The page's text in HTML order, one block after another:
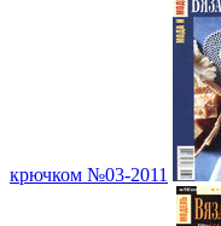
крючком №03-2011